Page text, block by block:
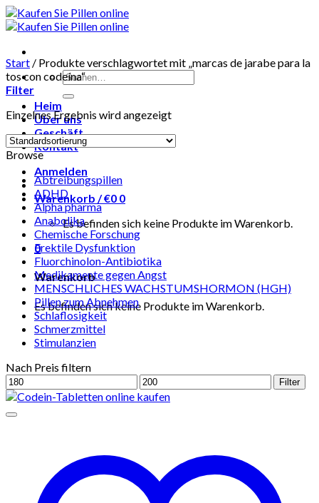
Skip
to
Suchen
nach:
Heim
Über uns
Geschäft
Kontakt
Anmelden
Warenkorb /€0 0
Es befinden sich keine Produkte im Warenkorb.
0
Warenkorb
Es befinden sich keine Produkte im Warenkorb.
Start / Produkte verschlagwortet mit „marcas de jarabe para la
tos con codeína“
Filter
Einzelnes Ergebnis wird angezeigt
Browse
Abtreibungspillen
ADHD
Alpha pharma
Anabolika
Chemische Forschung
Erektile Dysfunktion
Fluorchinolon-Antibiotika
Medikamente gegen Angst
MENSCHLICHES WACHSTUMSHORMON (HGH)
Pillen zum Abnehmen
Schlaflosigkeit
Schmerzmittel
Stimulanzien
Nach Preis filtern
Min.
Preis
Max.
Preis
Filter